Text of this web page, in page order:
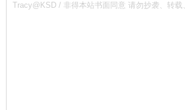
Tracy@KSD / 非得本站书面同意 请勿抄袭、转